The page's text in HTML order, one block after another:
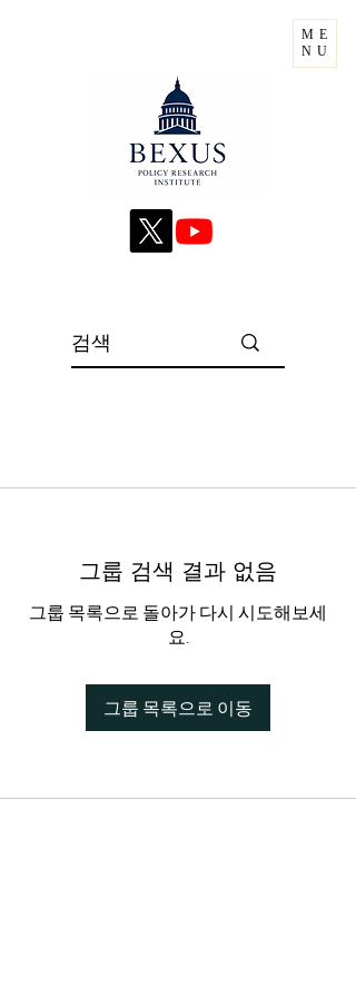
ME
NU
그룹 검색 결과 없음
그룹 목록으로 돌아가 다시 시도해보세
요.
그룹 목록으로 이동